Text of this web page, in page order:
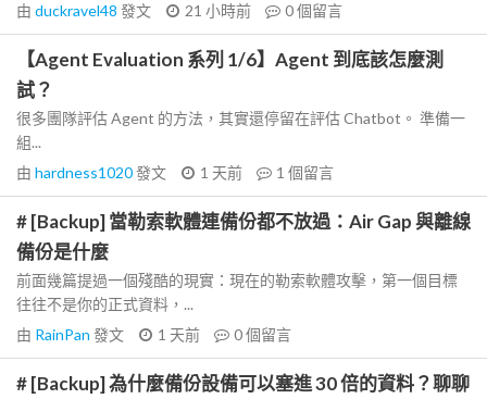
由 duckravel48 發文 21 小時前 0個留言
【Agent Evaluation 系列 1/6】Agent 到底該怎麼測
試？
很多團隊評估 Agent 的方法，其實還停留在評估 Chatbot。 準備一
組...
由 hardness1020發文 1 天前 1 個留言
# [Backup] 當勒索軟體連備份都不放過：Air Gap 與離線
備份是什麼
前面幾篇提過一個殘酷的現實：現在的勒索軟體攻擊，第一個目標
往往不是你的正式資料，...
由 RainPan 發文 1 天前 0個留言
# [Backup] 為什麼備份設備可以塞進 30 倍的資料？聊聊